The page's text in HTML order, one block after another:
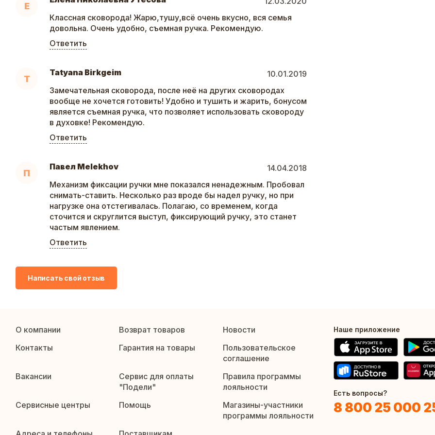
Е
Классная сковорода! Жарю,тушу,всё очень вкусно, вся семья
довольна. Очень удобно, съемная ручка. Рекомендую.
Ответить
T
Tatyana Birkgeim
10.01.2019
Замечательная сковорода, после неё на других сковородах
вообще не хочется готовить! Удобно и тушить и жарить, бонусом
является съемная ручка, что позволяет использовать сковороду
в духовке! Рекомендую.
Ответить
П
Павел Melekhov
14.04.2018
Механизм фиксации ручки мне показался ненадежным. Пробовал
снимать-ставить. Несколько раз вроде бы надел ручку, но при
нагрузке она отстегивалась. Полагаю, со временем, когда
сточится и скруглится выступ, фиксирующий ручку, это станет
частым явлением.
Ответить
Написать свой отзыв
О компании Возврат товаров
Новости
Контакты
Гарантия на товары
Пользовательское
соглашение
Вакансии
Сервис для оплаты
"Подели"
Правила программы
лояльности
Сервисные центры
Помощь
Магазины-участники
программы лояльности
Наше приложение
Есть вопросы?
8 800 25 000